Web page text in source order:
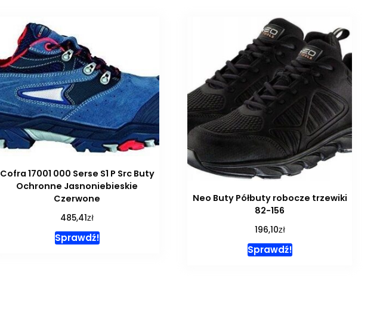
Cofra 17001 000 Serse S1 P Src Buty
Ochronne Jasnoniebieskie
Czerwone
485,41zł
Sprawdź!
Neo Buty Półbuty robocze trzewiki
82-156
196,10zł
Sprawdź!